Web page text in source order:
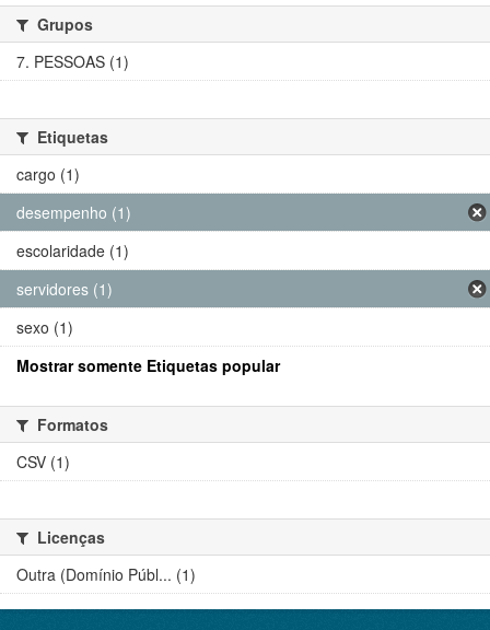
Grupos
7. PESSOAS (1)
Etiquetas
cargo (1)
desempenho (1)
escolaridade (1)
servidores (1)
sexo (1)
Mostrar somente Etiquetas popular
Formatos
CSV (1)
Licenças
Outra (Domínio Públ... (1)